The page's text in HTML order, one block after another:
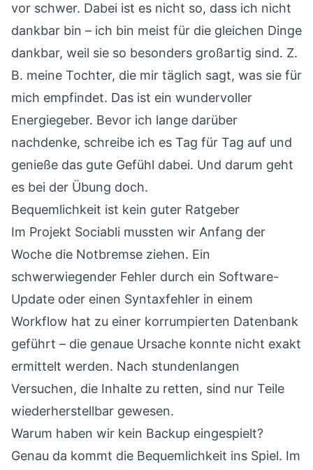
vor schwer. Dabei ist es nicht so, dass ich nicht
dankbar bin – ich bin meist für die gleichen Dinge
dankbar, weil sie so besonders großartig sind. Z.
B. meine Tochter, die mir täglich sagt, was sie für
mich empfindet. Das ist ein wundervoller
Energiegeber. Bevor ich lange darüber
nachdenke, schreibe ich es Tag für Tag auf und
genieße das gute Gefühl dabei. Und darum geht
es bei der Übung doch.
Bequemlichkeit ist kein guter Ratgeber
Im Projekt Sociabli mussten wir Anfang der
Woche die Notbremse ziehen. Ein
schwerwiegender Fehler durch ein Software-
Update oder einen Syntaxfehler in einem
Workflow hat zu einer korrumpierten Datenbank
geführt – die genaue Ursache konnte nicht exakt
ermittelt werden. Nach stundenlangen
Versuchen, die Inhalte zu retten, sind nur Teile
wiederherstellbar gewesen.
Warum haben wir kein Backup eingespielt?
Genau da kommt die Bequemlichkeit ins Spiel. Im